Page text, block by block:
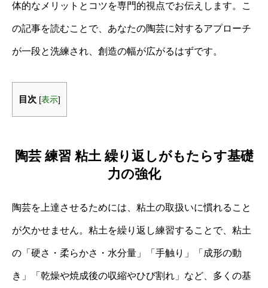
体的なメリットとコツを専門的視点でお伝えします。こ
の記事を読むことで、あなたの陶芸に対するアプローチ
が一段と洗練され、創造の幅が広がるはずです。
目次 [表示]
陶芸 練習 粘土 繰り返しがもたらす基礎
力の強化
陶芸を上達させるためには、粘土の取扱いに慣れること
が欠かせません。粘土を繰り返し練習することで、粘土
の「硬さ・柔らかさ・水分量」「手触り」「成形の動
き」「乾燥や焼成後の収縮やひび割れ」など、多くの基